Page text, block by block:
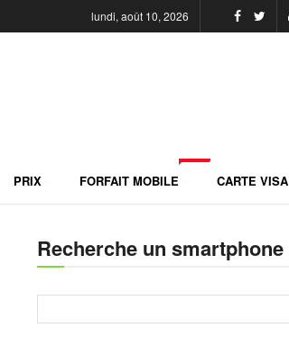
lundi, août 10, 2026
PRIX FORFAIT MOBILE CARTE VISA
Recherche un smartphone